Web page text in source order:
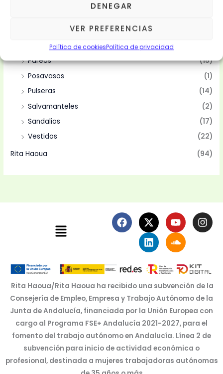
DENEGAR
VER PREFERENCIAS
Política de cookiesPolítica de privacidad
Manteles
Pareos
(15)
Posavasos
(1)
Pulseras
(14)
Salvamanteles
(2)
Sandalias
(17)
Vestidos
(22)
Rita Haoua
(94)
Menú
F
a
c
o
o
k
X
-
t
w
i
t
t
e
r
Y
o
u
t
u
b
e
I
n
s
g
r
a
m
L
i
n
k
e
d
i
n
S
o
u
n
d
c
o
u
d
Rita Haoua/Rita Haoua ha recibido una subvención de la
Consejería de Empleo, Empresa y Trabajo Autónomo de la
Junta de Andalucía, financiada por la Unión Europea con
cargo al Programa FSE+ Andalucía 2021-2027, para el
fomento del trabajo autónomo en Andalucía. Línea 2 de
subvención para inicio de actividad económica o
profesional, destinada a mujeres trabajadoras autónomas